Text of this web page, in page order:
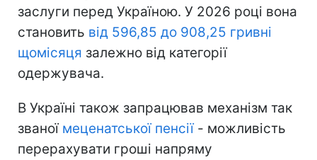
заслуги перед Україною. У 2026 році вона
становить від 596,85 до 908,25 гривні
щомісяця залежно від категорії
одержувача.
В Україні також запрацював механізм так
званої меценатської пенсії- можливість
перерахувати гроші напряму